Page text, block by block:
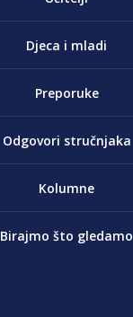
Djeca i mladi
Preporuke
Odgovori stručnjaka
Kolumne
Birajmo što gledamo